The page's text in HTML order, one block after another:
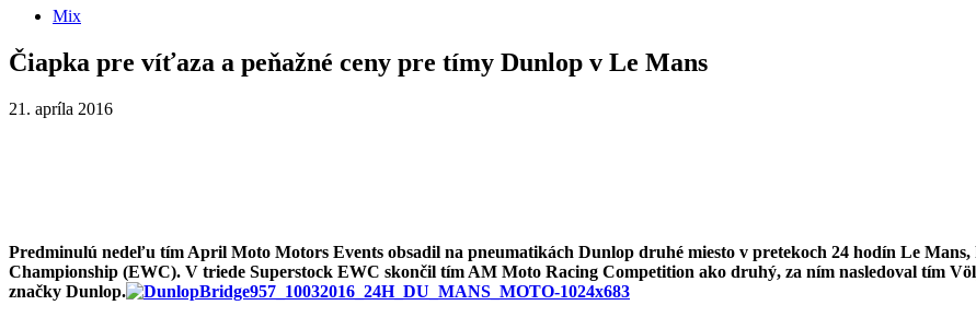
Mix
Čiapka pre víťaza a peňažné ceny pre tímy Dunlop v Le Mans
21. apríla 2016
Predminulú nedeľu tím April Moto Motors Events obsadil na pneumatikách Dunlop druhé miesto v pretekoch 24 hodín Le
Championship (EWC). V triede Superstock EWC skončil tím AM Moto Racing Competition ako druhý, za ním nasledoval tím
značky Dunlop.